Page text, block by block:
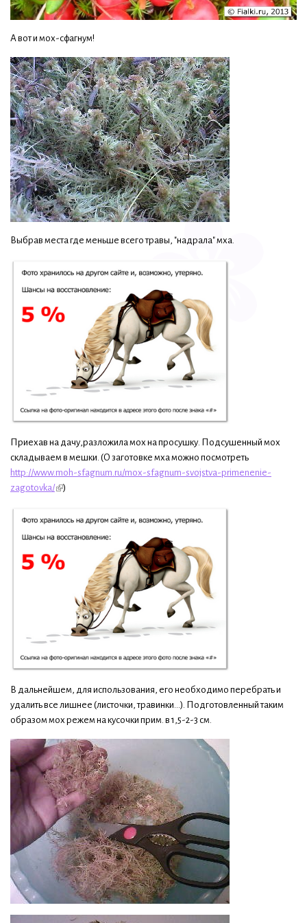
А вот и мох-сфагнум!
Выбрав места где меньше всего травы, "надрала" мха.
Приехав на дачу,разложила мох на просушку. Подсушенный мох
складываем в мешки. (О заготовке мха можно посмотреть
http://www.moh-sfagnum.ru/mox-sfagnum-svojstva-primenenie-
zagotovka/
)
В дальнейшем, для использования, его необходимо перебрать и
удалить все лишнее (листочки, травинки...). Подготовленный таким
образом мох режем на кусочки прим. в 1,5-2-3 см.